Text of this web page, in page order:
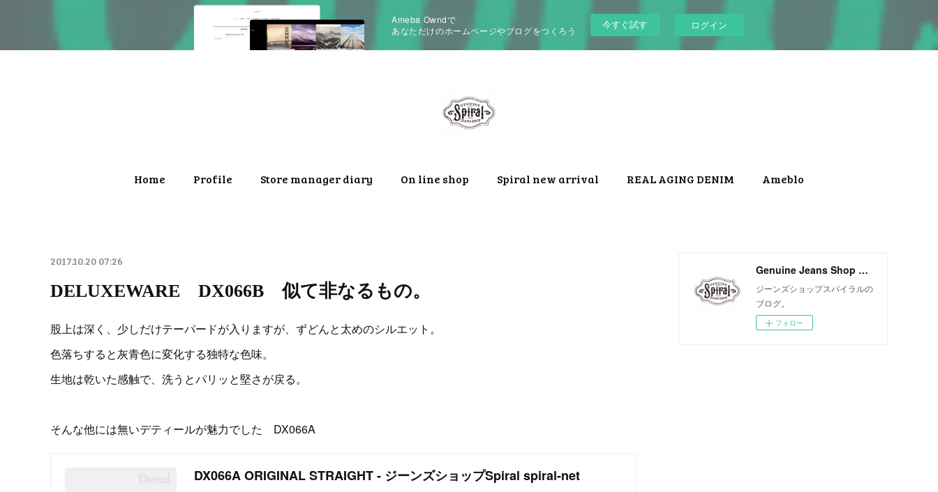
Ameba Owndで
あなただけのホームページやブログをつくろう
今すぐ試す ログイン
Home Profile Store manager diary On line shop Spiral new arrival REAL AGING DENIM Ameblo
2017.10.20 07:26
DELUXEWARE DX066B 似て非なるもの。
股上は深く、少しだけテーパードが入りますが、ずどんと太めのシルエット。
色落ちすると灰青色に変化する独特な色味。
生地は乾いた感触で、洗うとパリッと堅さが戻る。
そんな他には無いデティールが魅力でした DX066A
DX066A ORIGINAL STRAIGHT - ジーンズショップSpiral spiral-net
Genuine Jeans Shop Spiral
ジーンズショップスパイラルの
ブログ。
フォロー